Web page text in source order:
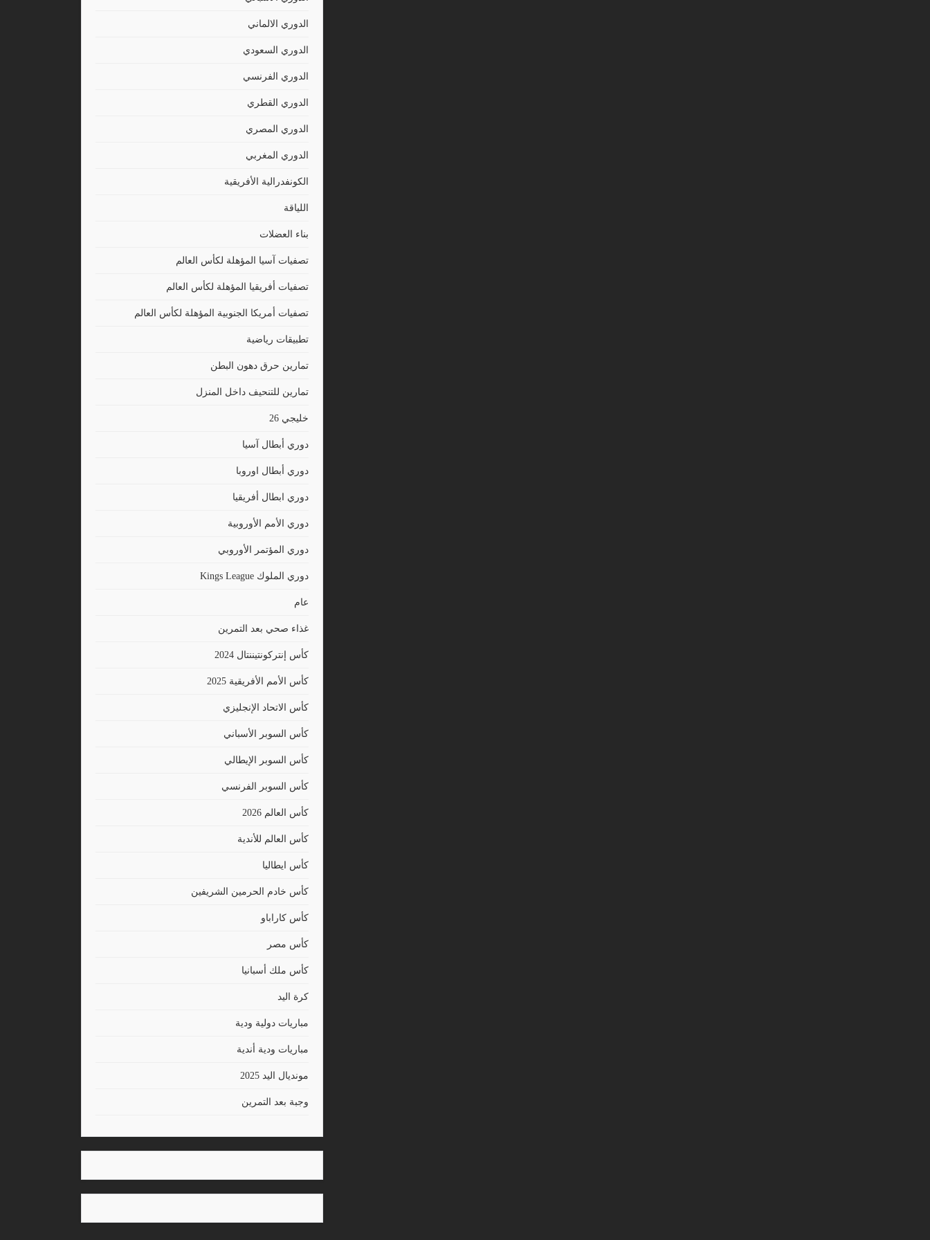
الدوري الالماني
الدوري السعودي
الدوري الفرنسي
الدوري القطري
الدوري المصري
الدوري المغربي
الكونفدرالية الأفريقية
اللياقة
بناء العضلات
تصفيات آسيا المؤهلة لكأس العالم
تصفيات أفريقيا المؤهلة لكأس العالم
تصفيات أمريكا الجنوبية المؤهلة لكأس العالم
تطبيقات رياضية
تمارين حرق دهون البطن
تمارين للتنحيف داخل المنزل
خليجي 26
دوري أبطال آسيا
دوري أبطال اوروبا
دوري ابطال أفريقيا
دوري الأمم الأوروبية
دوري المؤتمر الأوروبي
دوري الملوك Kings League
عام
غذاء صحي بعد التمرين
كأس إنتركونتيننتال 2024
كأس الأمم الأفريقية 2025
كأس الاتحاد الإنجليزي
كأس السوبر الأسباني
كأس السوبر الإيطالي
كأس السوبر الفرنسي
كأس العالم 2026
كأس العالم للأندية
كأس ايطاليا
كأس خادم الحرمين الشريفين
كأس كاراباو
كأس مصر
كأس ملك أسبانيا
كرة اليد
مباريات دولية ودية
مباريات ودية أندية
مونديال اليد 2025
وجبة بعد التمرين